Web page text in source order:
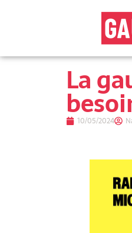
La
10/05/2024